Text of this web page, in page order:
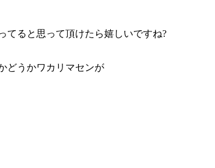
てると思って頂けたら嬉しいですね?
どうかワカリマセンが